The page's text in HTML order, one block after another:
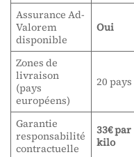
Assurance Ad-
Valorem
disponible
Oui
Zones de
livraison
(pays
européens)
20 pays
Garantie
responsabilité
contractuelle
33€ par
kilo